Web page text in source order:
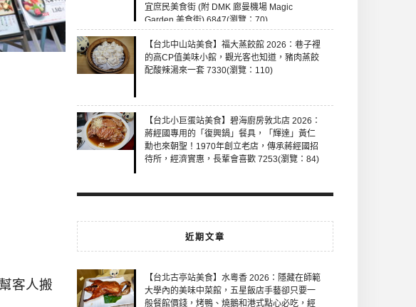
客人搬
宜庶民美食街 (附 DMK 廊曼機場 Magic
Garden 美食街) 6847(瀏覽：70)
【台北中山站美食】福大蒸餃館 2026：巷子裡
的高CP值美味小館，觀光客也知道，豬肉蒸餃
配酸辣湯來一套 7330(瀏覽：110)
【台北小巨蛋站美食】碧海廚房敦北店 2026：
蔣經國專用的「復興鍋」餐具，「輝達」黃仁
勳也來朝聖！1970年創立老店，傳承蔣經國招
待所，經濟實惠，長輩會喜歡 7253(瀏覽：84)
近期文章
【台北古亭站美食】水粵香 2026：隱藏在師範
大學內的美味中菜館，五星飯店手藝卻只要一
般餐館價錢，烤鴨、燒鵝和港式點心必吃，經